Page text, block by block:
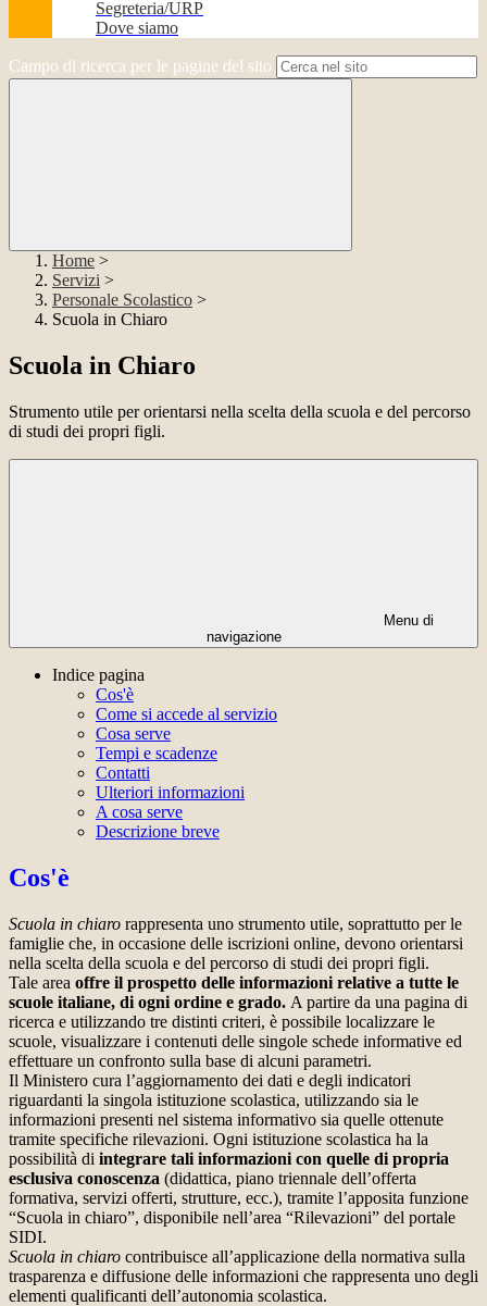
Segreteria/URP
Dove siamo
Campo di ricerca per le pagine del sito
Home >
Servizi >
Personale Scolastico >
Scuola in Chiaro
Scuola in Chiaro
Strumento utile per orientarsi nella scelta della scuola e del percorso
di studi dei propri figli.
Menu di
navigazione
Indice pagina
Cos'è
Come si accede al servizio
Cosa serve
Tempi e scadenze
Contatti
Ulteriori informazioni
A cosa serve
Descrizione breve
Cos'è
Scuola in chiaro rappresenta uno strumento utile, soprattutto per le
famiglie che, in occasione delle iscrizioni online, devono orientarsi
nella scelta della scuola e del percorso di studi dei propri figli.
Tale area offre il prospetto delle informazioni relative a tutte le
scuole italiane, di ogni ordine e grado. A partire da una pagina di
ricerca e utilizzando tre distinti criteri, è possibile localizzare le
scuole, visualizzare i contenuti delle singole schede informative ed
effettuare un confronto sulla base di alcuni parametri.
Il Ministero cura l’aggiornamento dei dati e degli indicatori
riguardanti la singola istituzione scolastica, utilizzando sia le
informazioni presenti nel sistema informativo sia quelle ottenute
tramite specifiche rilevazioni. Ogni istituzione scolastica ha la
possibilità di integrare tali informazioni con quelle di propria
esclusiva conoscenza (didattica, piano triennale dell’offerta
formativa, servizi offerti, strutture, ecc.), tramite l’apposita funzione
“Scuola in chiaro”, disponibile nell’area “Rilevazioni” del portale
SIDI.
Scuola in chiaro contribuisce all’applicazione della normativa sulla
trasparenza e diffusione delle informazioni che rappresenta uno degli
elementi qualificanti dell’autonomia scolastica.